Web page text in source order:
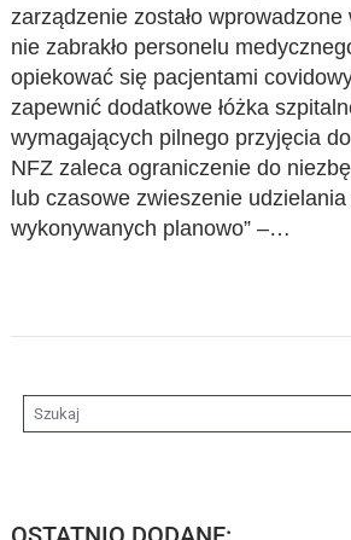
zarządzenie zostało
nie zabrakło personelu
opiekować się pacjentami
zapewnić dodatkowe łóżka
wymagających pilnego przyjęcia
NFZ zaleca ograniczenie do
lub czasowe zwieszenie
wykonywanych planowo” –…